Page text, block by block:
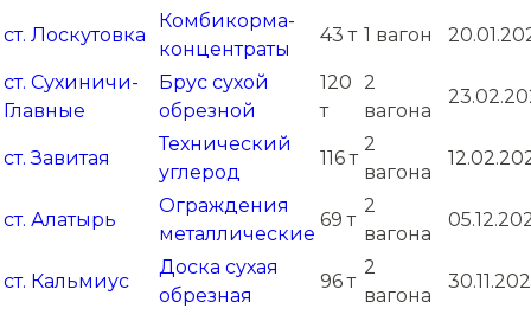
ст. Лоскутовка
Комбикорма-
концентраты
43 т 1 вагон
ст. Сухиничи-
Главные
Брус сухой
обрезной
120
т
2
вагона
ст. Завитая
Технический
углерод
116 т
2
вагона
ст. Алатырь
Ограждения
металлические
69 т
2
вагона
ст. Кальмиус
Доска сухая
обрезная
96 т
2
вагона